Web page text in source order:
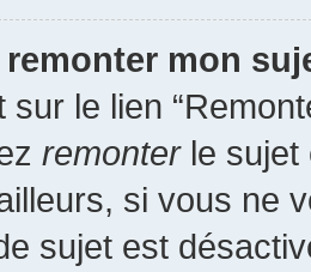
mon
sur le lien
remonterle sujet
si vous ne
sujet est